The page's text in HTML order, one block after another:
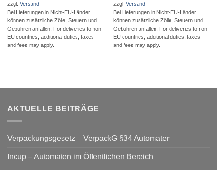
zzgl. Versand
Bei Lieferungen in Nicht-EU-Länder
können zusätzliche Zölle, Steuern und
Gebühren anfallen. For deliveries to non-
EU countries, additional duties, taxes
and fees may apply.
zzgl. Versand
Bei Lieferungen in Nicht-EU-Länder
können zusätzliche Zölle, Steuern und
Gebühren anfallen. For deliveries to non-
EU countries, additional duties, taxes
and fees may apply.
AKTUELLE BEITRÄGE
Verpackungsgesetz – VerpackG §34 Automaten
Incup – Automaten im Öffentlichen Bereich